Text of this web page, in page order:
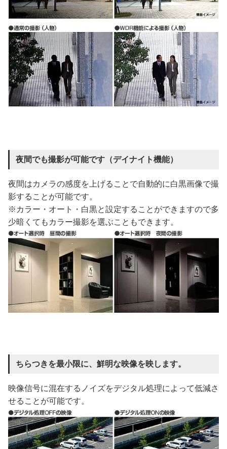
夜間でも撮影が可能です（デイナイト機能）
夜間はカメラの感度を上げることで自動的に白黒画像で撮
影することが可能です。
※カラー・オート・白黒と設定することができますので多
少暗くてもカラー撮影を選ぶこともできます。
ちらつきを最小限に、鮮明な映像を映します。
映像信号に混在するノイズをデジタル処理によって低減さ
せることが可能です。